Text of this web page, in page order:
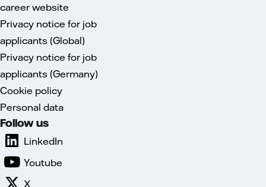
career website
Privacy notice for job
applicants (Global)
Privacy notice for job
applicants (Germany)
Cookie policy
Personal data
Follow us
LinkedIn
Youtube
X